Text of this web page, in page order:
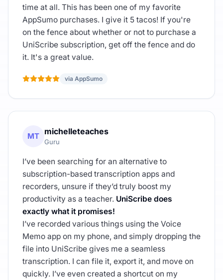
time at all. This has been one of my favorite
AppSumo purchases. I give it 5 tacos! If you're
on the fence about whether or not to purchase a
UniScribe subscription, get off the fence and do
it. It's a great value.
via AppSumo
MT michelleteaches
Guru
I’ve been searching for an alternative to
subscription-based transcription apps and
recorders, unsure if they’d truly boost my
productivity as a teacher. UniScribe does
exactly what it promises!
I’ve recorded various things using the Voice
Memo app on my phone, and simply dropping the
file into UniScribe gives me a seamless
transcription. I can file it, export it, and move on
quickly. I’ve even created a shortcut on my